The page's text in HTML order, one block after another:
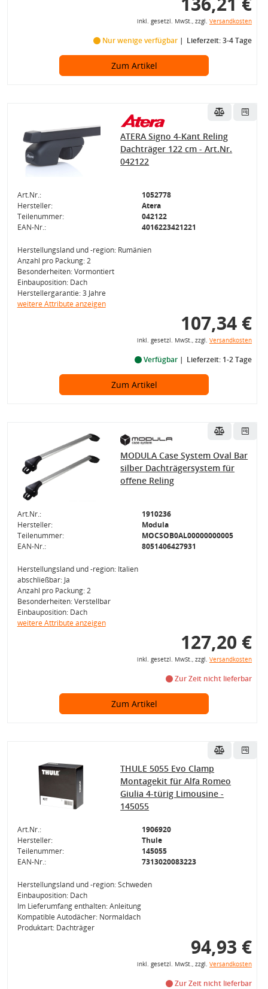
inkl. gesetzl. MwSt., zzgl. Versandkosten
Nur wenige verfügbar Lieferzeit: 3-4 Tage
Zum Artikel
ATERA Signo 4-Kant Reling
Dachträger 122 cm - Art.Nr.
042122
Art.Nr.:
1052778
Hersteller:
Atera
Teilenummer:
042122
EAN-Nr.:
4016223421221
Herstellungsland und -region: Rumänien
Anzahl pro Packung: 2
Besonderheiten: Vormontiert
Einbauposition: Dach
Herstellergarantie: 3 Jahre
weitere Attribute anzeigen
107,34 €
inkl. gesetzl. MwSt., zzgl. Versandkosten
Verfügbar Lieferzeit: 1-2 Tage
Zum Artikel
MODULA Case System Oval Bar
silber Dachträgersystem für
offene Reling
Art.Nr.:
1910236
Hersteller:
Modula
Teilenummer:
MOCSOB0AL00000000005
EAN-Nr.:
8051406427931
Herstellungsland und -region: Italien
abschließbar: Ja
Anzahl pro Packung: 2
Besonderheiten: Verstellbar
Einbauposition: Dach
weitere Attribute anzeigen
127,20 €
inkl. gesetzl. MwSt., zzgl. Versandkosten
Zur Zeit nicht lieferbar
Zum Artikel
THULE 5055 Evo Clamp
Montagekit für Alfa Romeo
Giulia 4-türig Limousine -
145055
Art.Nr.:
1906920
Hersteller:
Thule
Teilenummer:
145055
EAN-Nr.:
7313020083223
Herstellungsland und -region: Schweden
Einbauposition: Dach
Im Lieferumfang enthalten: Anleitung
Kompatible Autodächer: Normaldach
Produktart: Dachträger
94,93 €
inkl. gesetzl. MwSt., zzgl. Versandkosten
Zur Zeit nicht lieferbar